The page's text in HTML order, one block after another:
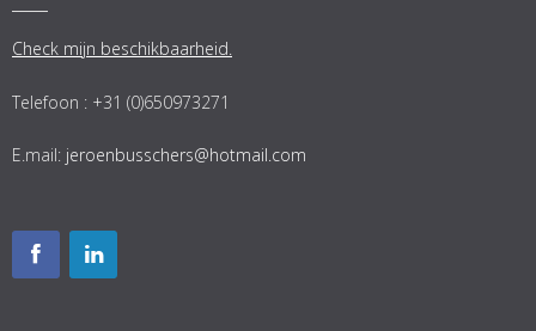
Check mijn beschikbaarheid.
Telefoon : +31 (0)650973271
E.mail: jeroenbusschers@hotmail.com